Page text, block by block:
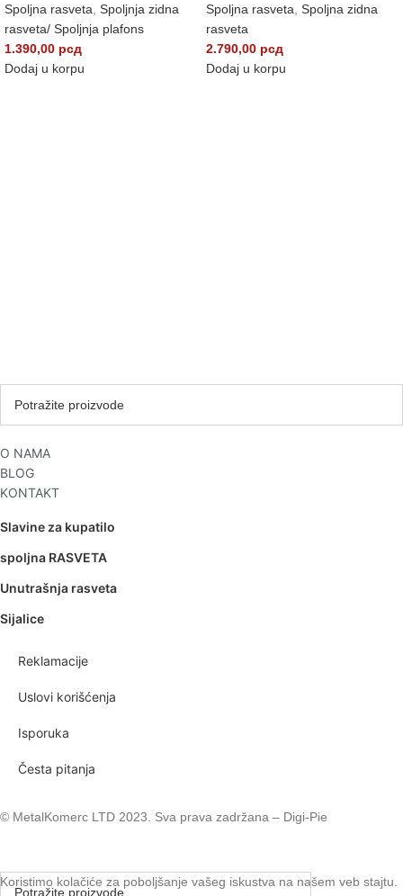
Spoljna rasveta Spoljnja zidna
rasveta/ Spoljnja plafons
1.390,00 рсд
Dodaj u korpu
Spoljna rasveta Spoljna zidna
rasveta
2.790,00 рсд
Dodaj u korpu
O NAMA
BLOG
KONTAKT
Slavine za kupatilo
spoljna RASVETA
Unutrašnja rasveta
Sijalice
Reklamacije
Uslovi korišćenja
Isporuka
Česta pitanja
© MetalKomerc LTD 2023. Sva prava zadržana – Digi-Pie
Koristimo kolačiće za poboljšanje vašeg iskustva na našem veb stajtu.